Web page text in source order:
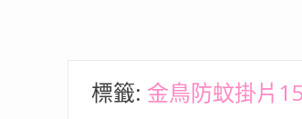
標籤: 金鳥防蚊掛片